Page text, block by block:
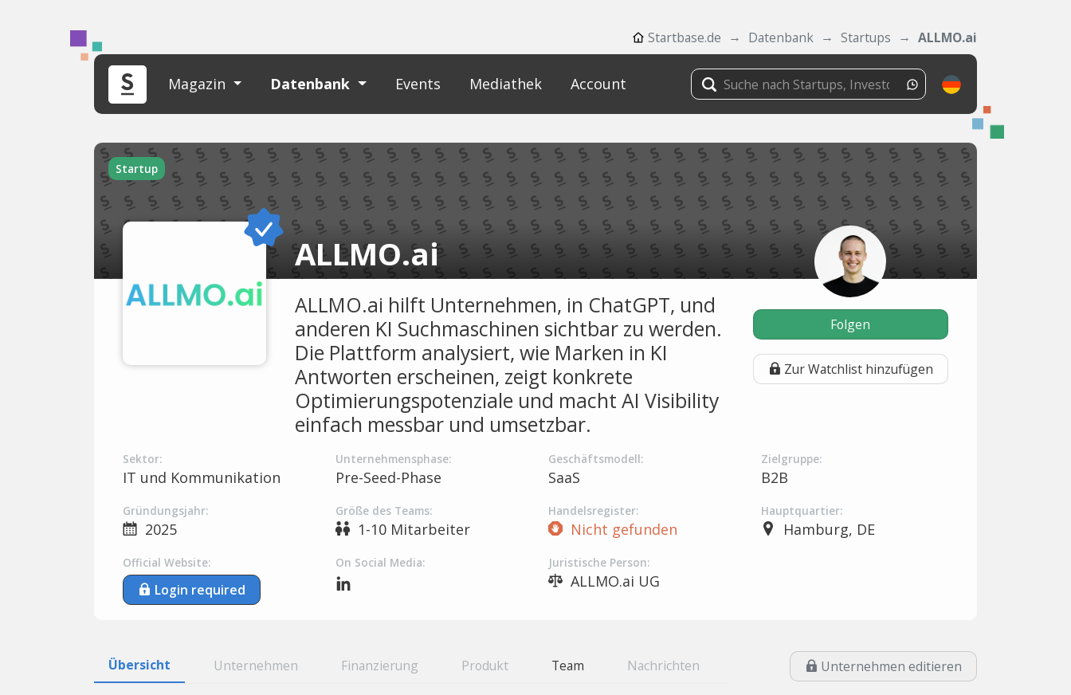
Startbase.de Datenbank Startups ALLMO.ai
Magazin Datenbank Events Mediathek Account
Startup
ALLMO.ai
ALLMO.ai hilft Unternehmen, in ChatGPT, und
anderen KI Suchmaschinen sichtbar zu werden.
Die Plattform analysiert, wie Marken in KI
Antworten erscheinen, zeigt konkrete
Optimierungspotenziale und macht AI Visibility
einfach messbar und umsetzbar.
Folgen
Zur Watchlist hinzufügen
Sektor:
IT und Kommunikation
Unternehmensphase:
Pre-Seed-Phase
Geschäftsmodell:
SaaS
Zielgruppe:
B2B
Gründungsjahr:
2025
Größe des Teams:
1-10 Mitarbeiter
Handelsregister:
Nicht gefunden
Hauptquartier:
Hamburg, DE
Official Website:
Login required
On Social Media: Juristische Person:
ALLMO.ai UG
Übersicht Unternehmen Finanzierung Produkt Team Nachrichten Unternehmen editieren